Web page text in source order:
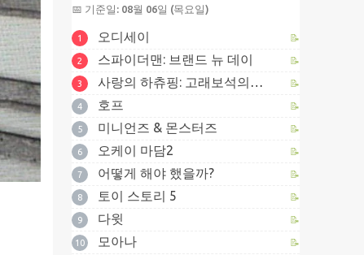
📅 기준일: 08월 06일 (목요일)
1 오디세이 📝
2 스파이더맨: 브랜드 뉴 데이 📝
3 사랑의 하츄핑: 고래보석의 전설 📝
4 호프 📝
5 미니언즈 & 몬스터즈 📝
6 오케이 마담2 📝
7 어떻게 해야 했을까? 📝
8 토이 스토리 5 📝
9 다윗 📝
10 모아나 📝